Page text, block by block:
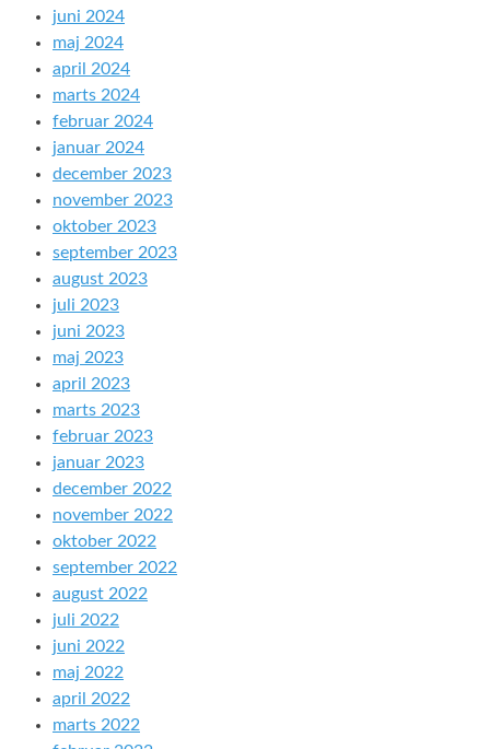
juni 2024
maj 2024
april 2024
marts 2024
februar 2024
januar 2024
december 2023
november 2023
oktober 2023
september 2023
august 2023
juli 2023
juni 2023
maj 2023
april 2023
marts 2023
februar 2023
januar 2023
december 2022
november 2022
oktober 2022
september 2022
august 2022
juli 2022
juni 2022
maj 2022
april 2022
marts 2022